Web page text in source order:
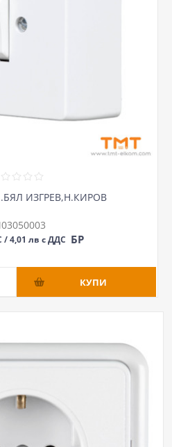
ИЗГРЕВ,Н.КИРОВ
/ 4,01 лв с ДДС БР